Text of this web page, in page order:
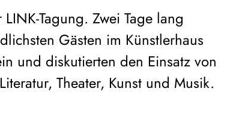
Tagung. Zwei Tage lang
Gästen im Künstlerhaus
und diskutierten den Einsatz von
Theater, Kunst und Musik.